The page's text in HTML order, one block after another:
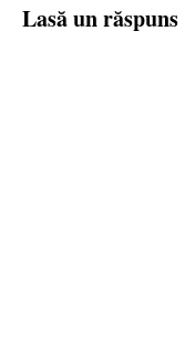
Lasă un răspuns